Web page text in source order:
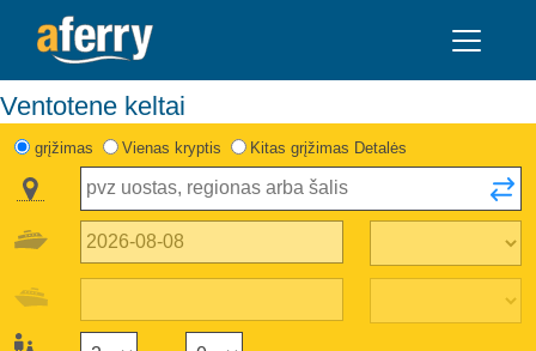
Ventotene keltai
grįžimas Vienas kryptis Kitas grįžimas Detalės